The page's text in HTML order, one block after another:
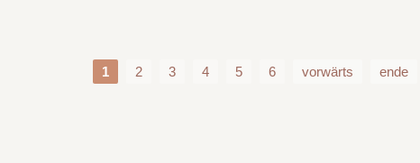
1 2 3 4 5 6 vorwärts ende